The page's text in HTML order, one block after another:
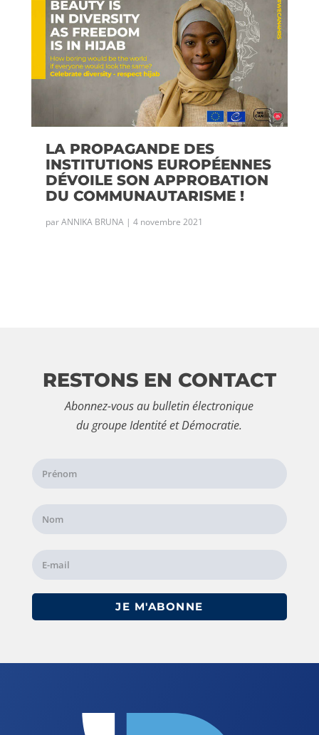
LA PROPAGANDE DES
INSTITUTIONS EUROPÉENNES
DÉVOILE SON APPROBATION
DU COMMUNAUTARISME !
parANNIKA BRUNA| 4 novembre 2021
RESTONS EN CONTACT
Abonnez-vous au bulletin électronique
du groupe Identité et Démocratie.
JE M'ABONNE